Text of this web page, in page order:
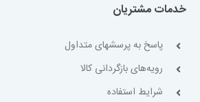
خدمات مشتریان
پاسخ به پرسشهای متداول
رویه‌های بازگردانی کالا
شرایط استفاده